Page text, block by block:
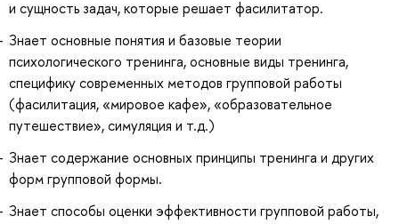
и сущность задач, которые решает фасилитатор.
Знает основные понятия и базовые теории
психологического тренинга, основные виды тренинга,
специфику современных методов групповой работы
(фасилитация, «мировое кафе», «образовательное
путешествие», симуляция и т.д.)
Знает содержание основных принципы тренинга и других
форм групповой формы.
Знает способы оценки эффективности групповой работы,